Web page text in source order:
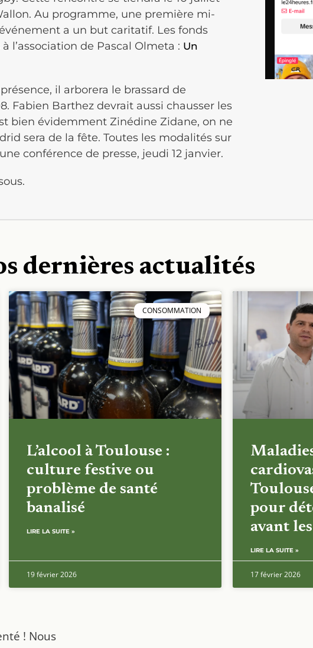
Au programme, une première mi-
a un but caritatif. Les fonds
l’association de Pascal Olmeta : Un
il arborera le brassard de
Fabien Barthez devrait aussi chausser les
bien évidemment Zinédine Zidane, on ne
sera de la fête. Toutes les modalités sur
conférence de presse, jeudi 12 janvier.
dernières actualités
CONSOMMATION
L’alcool à Toulouse :
culture festive ou
problème de santé
banalisé
LIRE LA SUITE »
19 février 2026
pour
avant
LIRE LA SUITE »
17 février 2026
! Nous